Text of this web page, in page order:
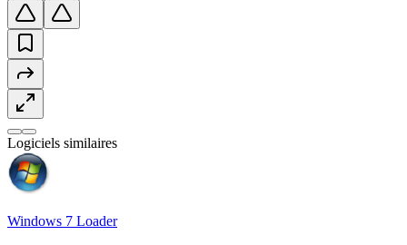
Logiciels similaires
Windows 7 Loader